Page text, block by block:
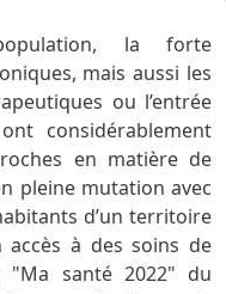
la forte
mais aussi les
ou l’entrée
considérablement
en matière de
pleine mutation avec
d’un territoire
à des soins de
santé 2022" du